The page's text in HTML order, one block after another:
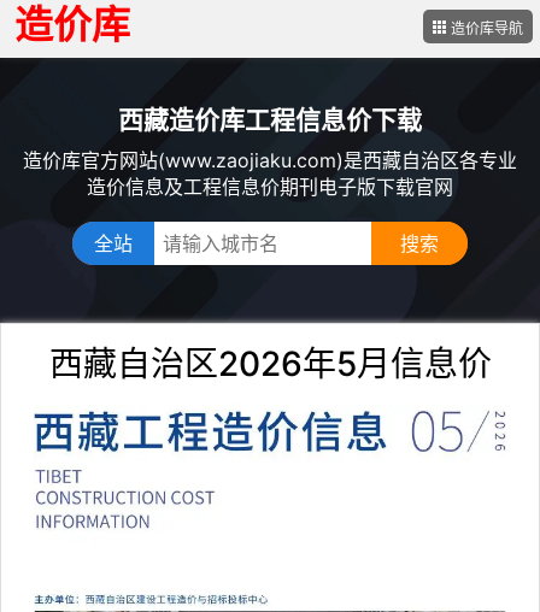
造价库 造价库导航
西藏造价库工程信息价下载
造价库官方网站(www.zaojiaku.com)是西藏自治区各专业
造价信息及工程信息价期刊电子版下载官网
全站
西藏自治区2026年5月信息价